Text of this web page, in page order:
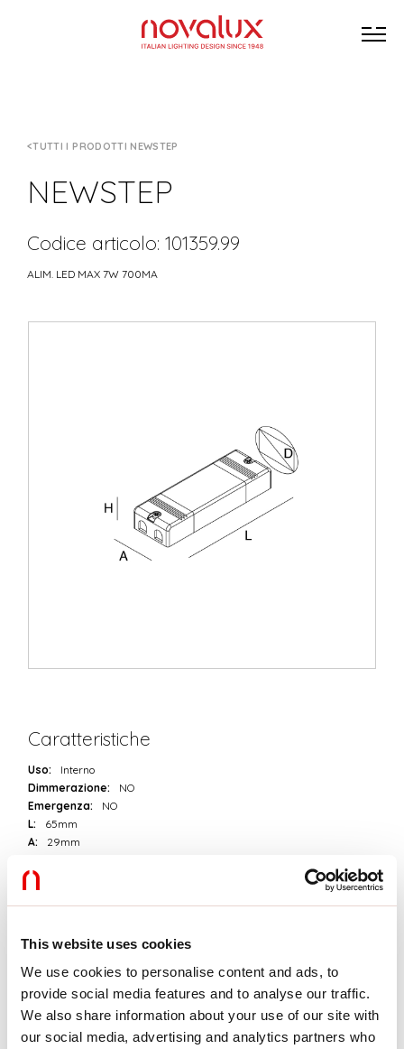
This website uses cookies
We use cookies to personalise content and ads, to
provide social media features and to analyse our traffic.
We also share information about your use of our site with
our social media, advertising and analytics partners who
TUTTI I PRODOTTI NEWSTEP
NEWSTEP
Codice articolo: 101359.99
ALIM. LED MAX 7W 700MA
Caratteristiche
Uso:
Interno
Dimmerazione:
NO
Emergenza:
NO
L:
65mm
A:
29mm
D:
Dati tecnici
Potenza reale apparecchio:
7W
IP:
20
Classe di isolamento:
II